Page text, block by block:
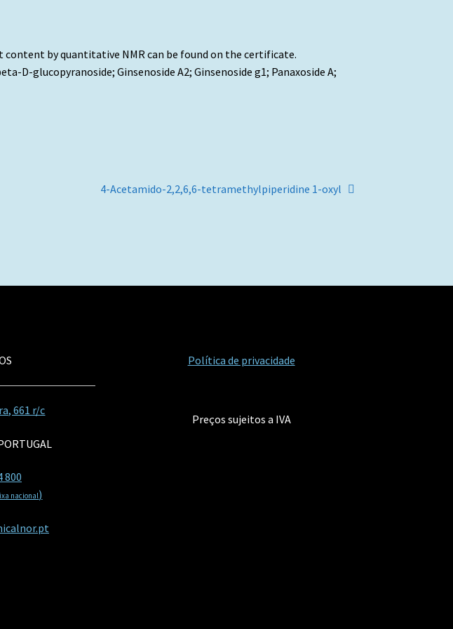
content by quantitative NMR can be found on the certificate.
D-glucopyranoside; Ginsenoside A2; Ginsenoside g1; Panaxoside A;
Artigo
4-Acetamido-2,2,6,6-tetramethylpiperidine 1-oxyl
661 r/c
800
nacional)
Política de privacidade
Preços sujeitos a IVA